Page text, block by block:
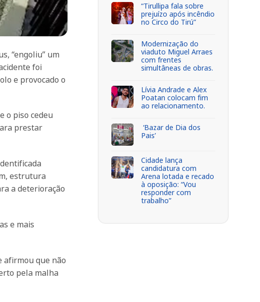
“engoliu” um
foi
e provocado o
o piso cedeu
prestar
estrutura
a deterioração
e mais
afirmou que não
pela malha
“Tirullipa fala sobre
prejuízo após incêndio
no Circo do Tirú”
Modernização do
viaduto Miguel Arraes
com frentes
simultâneas de obras.
Lívia Andrade e Alex
Poatan colocam fim
ao relacionamento.
‘Bazar de Dia dos
Pais’
Cidade lança
candidatura com
Arena lotada e recado
à oposição: “Vou
responder com
trabalho”